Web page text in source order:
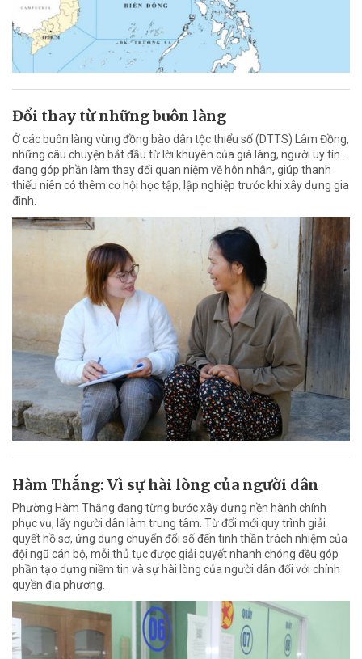
Đổi thay từ những buôn làng
Ở các buôn làng vùng đồng bào dân tộc thiểu số (DTTS) Lâm Đồng,
những câu chuyện bắt đầu từ lời khuyên của già làng, người uy tín…
đang góp phần làm thay đổi quan niệm về hôn nhân, giúp thanh
thiếu niên có thêm cơ hội học tập, lập nghiệp trước khi xây dựng gia
đình.
Hàm Thắng: Vì sự hài lòng của người dân
Phường Hàm Thắng đang từng bước xây dựng nền hành chính
phục vụ, lấy người dân làm trung tâm. Từ đổi mới quy trình giải
quyết hồ sơ, ứng dụng chuyển đổi số đến tinh thần trách nhiệm của
đội ngũ cán bộ, mỗi thủ tục được giải quyết nhanh chóng đều góp
phần tạo dựng niềm tin và sự hài lòng của người dân đối với chính
quyền địa phương.